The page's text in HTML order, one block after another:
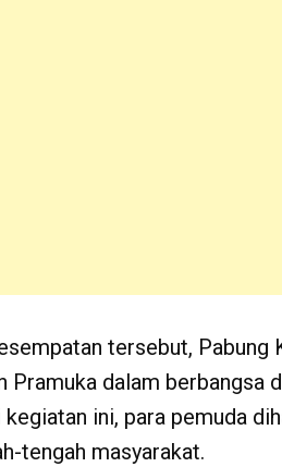
tersebut,
Pramuka dalam berbangsa
ini, para pemuda
tengah masyarakat.